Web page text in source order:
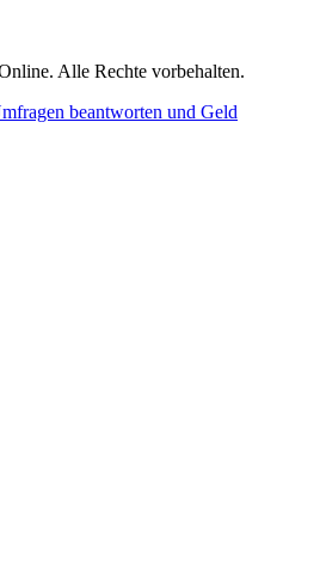
Alle Rechte vorbehalten.